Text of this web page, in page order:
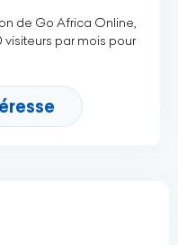
de Go Africa Online,
par mois pour